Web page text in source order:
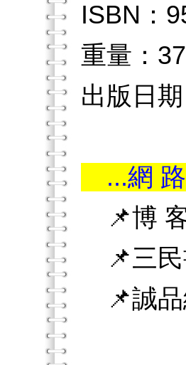
ISBN：
重量：
出版日
...網
📌博
📌三民
📌誠品